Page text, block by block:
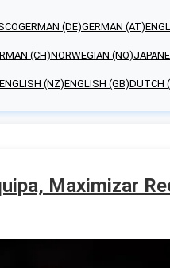
GERMAN (DE)GERMAN (AT)
(CH)NORWEGIAN (NO)
ENGLISH (NZ)ENGLISH (GB)DUTCH
Maximizar